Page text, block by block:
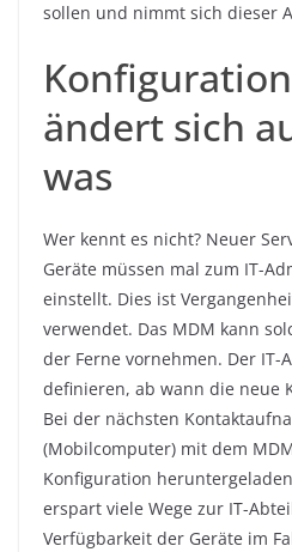
sollen und nimmt sich dieser
Konfiguration
ändert sich
was
Wer kennt es nicht? Neuer
Geräte müssen mal zum IT-
einstellt. Dies ist
verwendet. Das MDM kann
der Ferne vornehmen. Der IT-
definieren, ab wann die neue
Bei der nächsten
(Mobilcomputer) mit dem
Konfiguration
erspart viele Wege zur IT-
Verfügbarkeit der Geräte im